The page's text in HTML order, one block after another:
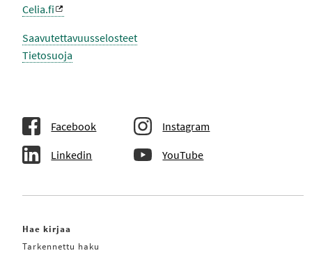
Celia.fi
Saavutettavuusselosteet
Tietosuoja
Facebook Instagram
Linkedin YouTube
Hae kirjaa
Tarkennettu haku